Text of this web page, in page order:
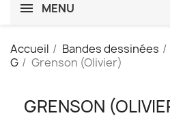
MENU
Accueil Bandes dessinées
G
Grenson (Olivier)
GRENSON